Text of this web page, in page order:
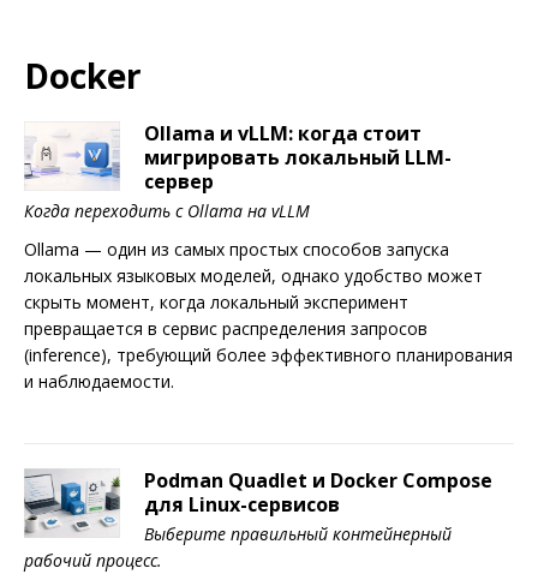
Docker
Ollama и vLLM: когда стоит
мигрировать локальный LLM-
сервер
Когда переходить с Ollama на vLLM
Ollama — один из самых простых способов запуска
локальных языковых моделей, однако удобство может
скрыть момент, когда локальный эксперимент
превращается в сервис распределения запросов
(inference), требующий более эффективного планирования
и наблюдаемости.
Podman Quadlet и Docker Compose
для Linux-сервисов
Выберите правильный контейнерный
рабочий процесс.